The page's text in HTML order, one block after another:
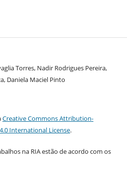
Torres, Nadir Rodrigues Pereira,
Daniela Maciel Pinto
Creative Commons Attribution-
International License.
na RIA estão de acordo com os